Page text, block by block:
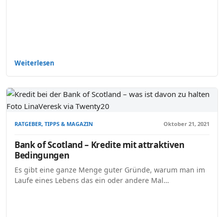
Weiterlesen
RATGEBER, TIPPS & MAGAZIN Oktober 21, 2021
Bank of Scotland – Kredite mit attraktiven
Bedingungen
Es gibt eine ganze Menge guter Gründe, warum man im
Laufe eines Lebens das ein oder andere Mal…